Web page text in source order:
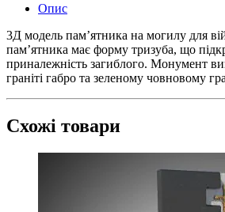
Опис
3Д модель пам’ятника на могилу для
пам’ятника має форму тризуба, що
приналежність загиблого. Монумент
граніті габро та зеленому човновому
Схожі товари